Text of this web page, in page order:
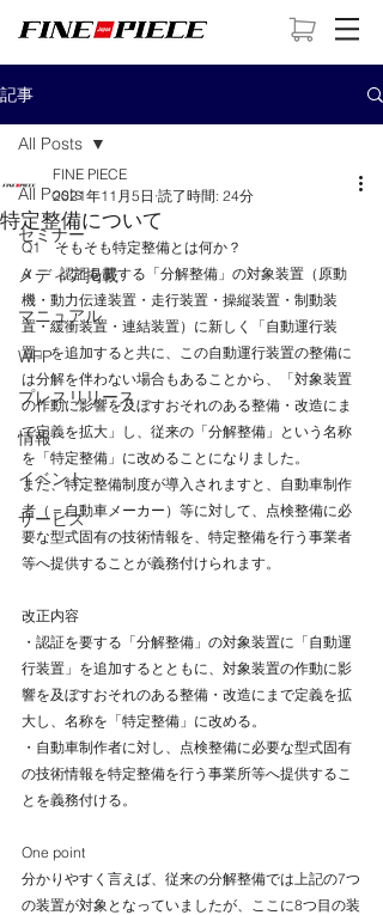
記事
All Posts
セミナー
メディア掲載
マニュアル
WFP
プレスリリース
情報
イベント
サービス
All Posts
特定整備について
FINE PIECE
2021年11月5日 読了時間: 24分
Q1　そもそも特定整備とは何か？
A　　認証を要する「分解整備」の対象装置（原動
機・動力伝達装置・走行装置・操縦装置・制動装
置・緩衝装置・連結装置）に新しく「自動運行装
置」を追加すると共に、この自動運行装置の整備に
は分解を伴わない場合もあることから、「対象装置
の作動に影響を及ぼすおそれのある整備・改造にま
で定義を拡大」し、従来の「分解整備」という名称
を「特定整備」に改めることになりました。
また、特定整備制度が導入されますと、自動車制作
者（＝自動車メーカー）等に対して、点検整備に必
要な型式固有の技術情報を、特定整備を行う事業者
等へ提供することが義務付けられます。
改正内容
・認証を要する「分解整備」の対象装置に「自動運
行装置」を追加するとともに、対象装置の作動に影
響を及ぼすおそれのある整備・改造にまで定義を拡
大し、名称を「特定整備」に改める。
・自動車制作者に対し、点検整備に必要な型式固有
の技術情報を特定整備を行う事業所等へ提供するこ
とを義務付ける。
One point
分かりやすく言えば、従来の分解整備では上記の7つ
の装置が対象となっていましたが、ここに8つ目の装